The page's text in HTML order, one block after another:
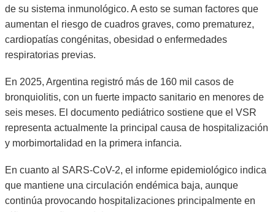
de su sistema inmunológico. A esto se suman factores que
aumentan el riesgo de cuadros graves, como prematurez,
cardiopatías congénitas, obesidad o enfermedades
respiratorias previas.
En 2025, Argentina registró más de 160 mil casos de
bronquiolitis, con un fuerte impacto sanitario en menores de
seis meses. El documento pediátrico sostiene que el VSR
representa actualmente la principal causa de hospitalización
y morbimortalidad en la primera infancia.
En cuanto al SARS-CoV-2, el informe epidemiológico indica
que mantiene una circulación endémica baja, aunque
continúa provocando hospitalizaciones principalmente en